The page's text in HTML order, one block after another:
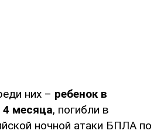
них – ребенок в
4 месяца, погибли в
ночной атаки БПЛА по